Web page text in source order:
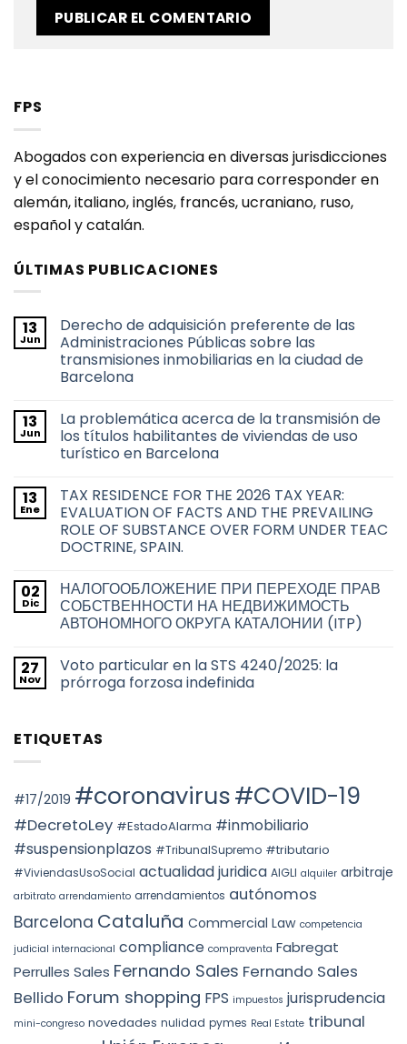
FPS
Abogados con experiencia en diversas jurisdicciones
y el conocimiento necesario para corresponder en
alemán, italiano, inglés, francés, ucraniano, ruso,
español y catalán.
ÚLTIMAS PUBLICACIONES
13
Jun
Derecho de adquisición preferente de las
Administraciones Públicas sobre las
transmisiones inmobiliarias en la ciudad de
Barcelona
comentarios
en
Derecho
de
de
las
Administraciones
Públicas
sobre
las
en
la
ciudad
de
Barcelona
13
Jun
La problemática acerca de la transmisión de
los títulos habilitantes de viviendas de uso
turístico en Barcelona
comentarios
en
La
problemática
acerca
de
de
los
títulos
habilitantes
de
uso
turístico
en
13
Ene
TAX RESIDENCE FOR THE 2026 TAX YEAR:
EVALUATION OF FACTS AND THE PREVAILING
ROLE OF SUBSTANCE OVER FORM UNDER TEAC
DOCTRINE, SPAIN.
comentarios
en
TAX
RESIDENCE
2026
TAX
YEAR:
EVALUATION
THE
SUBSTANCE
OVER
UNDER
DOCTRINE,
02
Dic
НАЛОГООБЛОЖЕНИЕ ПРИ ПЕРЕХОДЕ ПРАВ
СОБСТВЕННОСТИ НА НЕДВИЖИМОСТЬ
АВТОНОМНОГО ОКРУГА КАТАЛОНИИ (ITP)
comentarios
en
НАЛОГООБЛОЖЕНИЕ
СОБСТВЕННОСТИ
НА
КАТАЛОНИИ
(ITP)
27
Nov
Voto particular en la STS 4240/2025: la
prórroga forzosa indefinida
en
Voto
STS
4240/2025:
prórroga
forzosa
indefinida
ETIQUETAS
#17/2019 #coronavirus#COVID-19
#DecretoLey #EstadoAlarma #inmobiliario
#suspensionplazos #TribunalSupremo #tributario
#ViviendasUsoSocial actualidad juridica AIGLI alquiler arbitraje
arbitrato arrendamiento arrendamientos autónomos
Barcelona Cataluña Commercial Law competencia
judicial internacional compliance compraventa Fabregat
Perrulles Sales Fernando Sales Fernando Sales
Bellido Forum shopping FPS impuestos jurisprudencia
mini-congreso novedades nulidad pymes Real Estate tribunal